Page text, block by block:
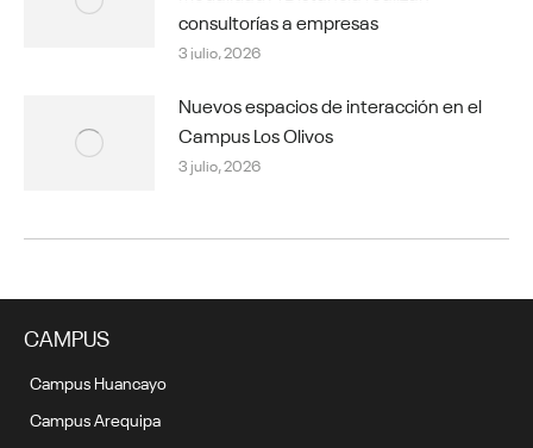
consultorías a empresas
3 julio, 2026
Nuevos espacios de interacción en el
Campus Los Olivos
3 julio, 2026
CAMPUS
Campus Huancayo
Campus Arequipa